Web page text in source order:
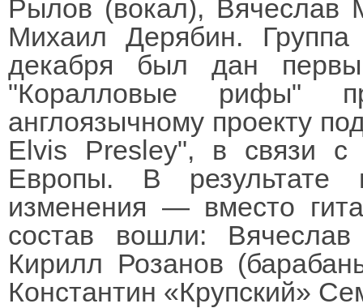
Рылов (вокал), Вячеслав
Михаил Дерябин.
декабря был дан
"Коралловые рифы"
англоязычному проекту
Elvis Presley", в связи с
Европы. В результате
изменения — вместо
состав вошли:
Кирилл Розанов
Константин «Крупский»